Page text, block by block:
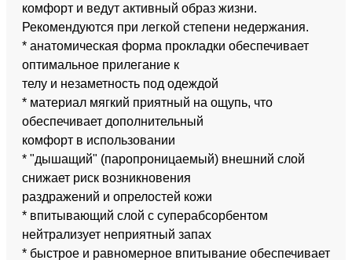
комфорт и ведут активный образ жизни.
Рекомендуются при легкой степени недержания.
* анатомическая форма прокладки обеспечивает
оптимальное прилегание к
телу и незаметность под одеждой
* материал мягкий приятный на ощупь, что
обеспечивает дополнительный
комфорт в использовании
* "дышащий" (паропроницаемый) внешний слой
снижает риск возникновения
раздражений и опрелостей кожи
* впитывающий слой с суперабсорбентом
нейтрализует неприятный запах
* быстрое и равномерное впитывание обеспечивает